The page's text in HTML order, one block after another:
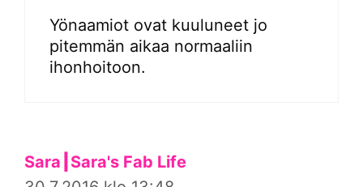
Yönaamiot ovat kuuluneet jo
pitemmän aikaa normaaliin
ihonhoitoon.
Sara┃Sara's Fab Life